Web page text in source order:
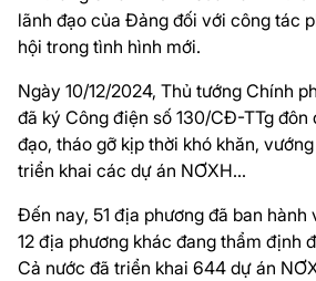
lãnh đạo của Đảng đối với công tác
hội trong tình hình mới.
Ngày 10/12/2024, Thủ tướng Chính
đã ký Công điện số 130/CĐ-TTg đôn
đạo, tháo gỡ kịp thời khó khăn,
triển khai các dự án NƠXH...
Đến nay, 51 địa phương đã ban hành
12 địa phương khác đang thẩm định
Cả nước đã triển khai 644 dự án